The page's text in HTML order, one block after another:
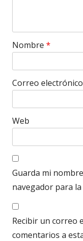
Nombre *
Correo electrónico
Web
Guarda mi
navegador para
Recibir un correo
comentarios a